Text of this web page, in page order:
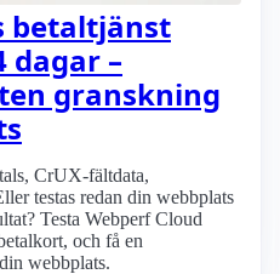
betaltjänst
dagar –
granskning
CrUX-fältdata,
testas redan din webbplats
Testa Webperf Cloud
och få en
webbplats.